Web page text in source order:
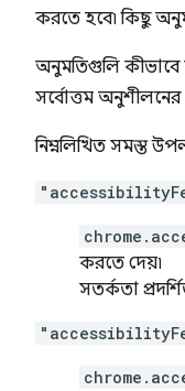
করতে হবে৷ কিছু
অনুমতিগুলি
সর্বোত্তম
নিম্নলিখিত সমস্ত
করতে দেয়৷
সতর্কতা